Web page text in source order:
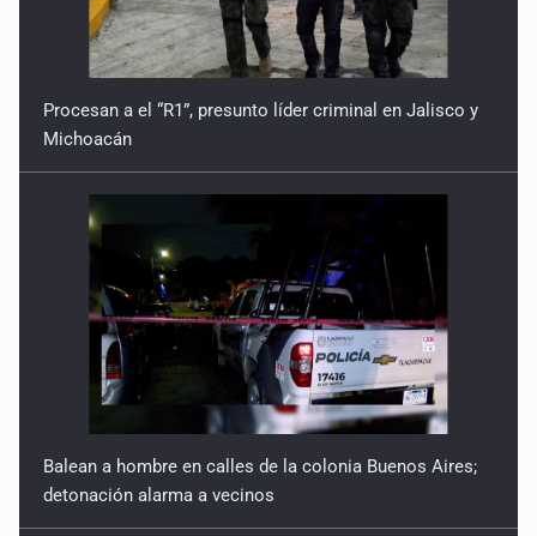
Procesan a el “R1”, presunto líder criminal en Jalisco y
Michoacán
Balean a hombre en calles de la colonia Buenos Aires;
detonación alarma a vecinos